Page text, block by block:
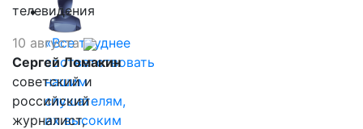
«Все труднее
соответствовать
нашим
слушателям,
их высоким
телевидения
10 августа
Сергей Ломакин
советский и
российский
журналист,